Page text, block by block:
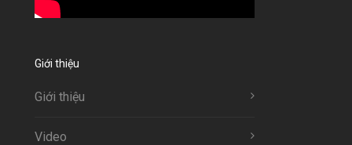
Giới thiệu
Giới thiệu
Video